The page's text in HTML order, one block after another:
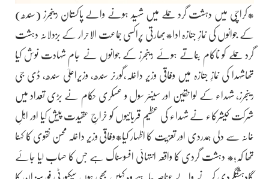
*کراچی میں دہشت گرد حملے میں شہید ہونے والے پاکستان رینجرز (سندھ)
کے جوانوں کی نمازِ جنازہ ادا*بھارتی پراکسی جماعت الاحرار کے بزدلانہ دہشت
گرد حملے کو ناکام بناتے ہوئے رینجرز کے جوانوں نے جام شہادت نوش کیا
تھاشہدا کی نمازِ جنازہ میں وفاقی وزیر داخلہ،گورنر سندھ، وزیراعلیٰ سندھ، ڈی جی
رینجرز، شہداء کے لواحقین اور سینئر سول و عسکری حکام نے بڑی تعداد میں
شرکت کیشرکاء نے شہداء کی عظیم قربانیوں کو خراجِ عقیدت پیش کیا اور اہلِ
خانہ سے دلی ہمدردی اور تعزیت کا اظہار کیا*وفاقی وزیر داخلہ محسن نقوی کا کہنا
تھا کہ؛* دہشت گردی کا واقعہ انتہائی افسوسناک ہے جس کا حساب لیا جائے